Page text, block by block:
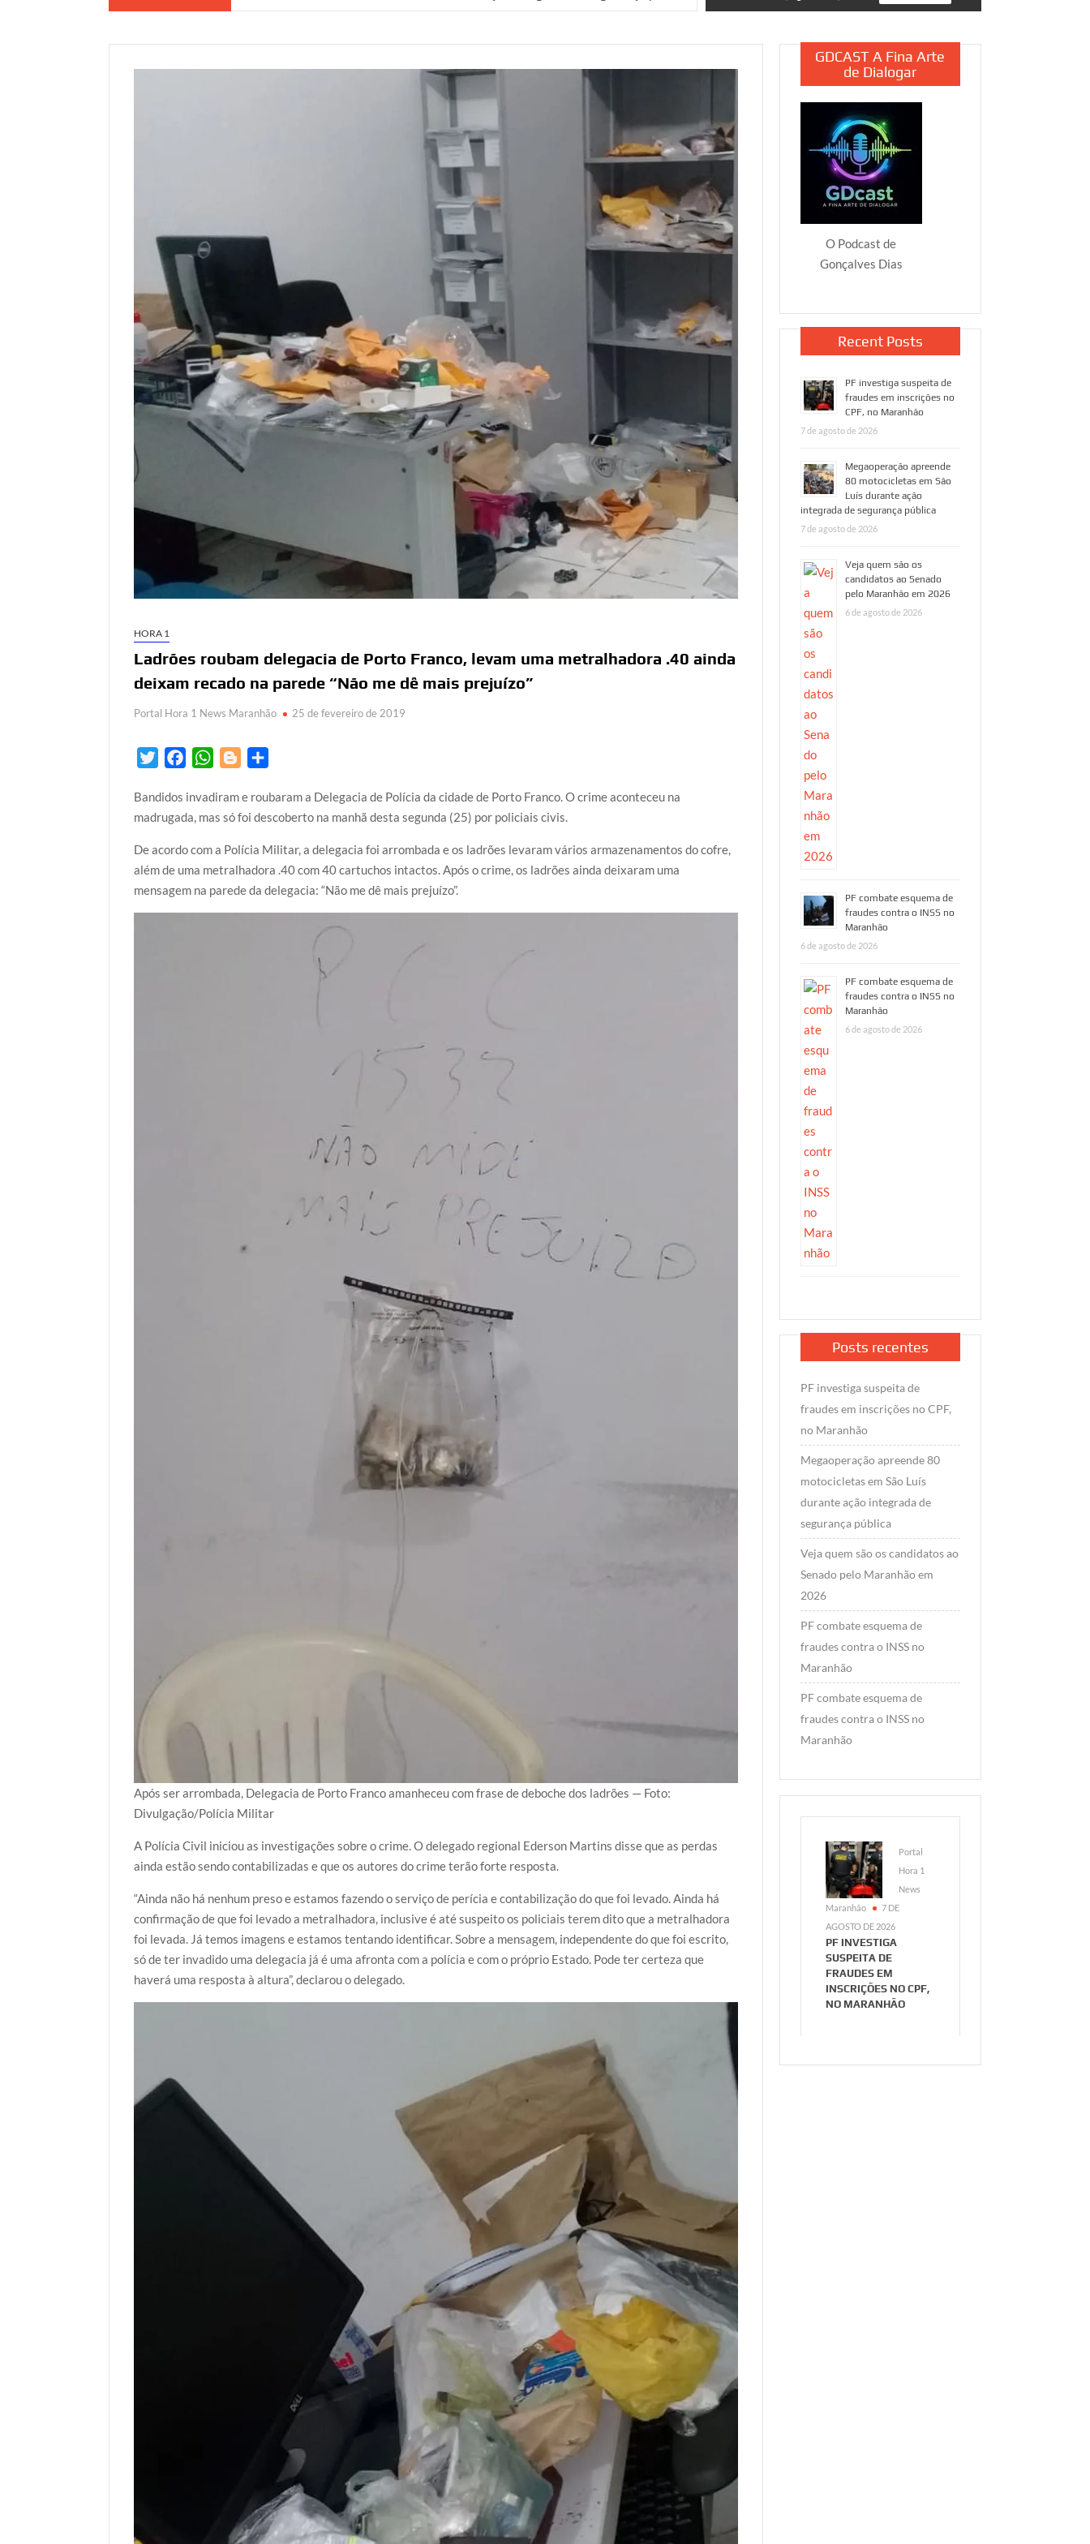
HORA 1
Ladrões roubam delegacia de Porto Franco, levam uma metralhadora .40 ainda
deixam recado na parede “Não me dê mais prejuízo”
Portal Hora 1 News Maranhão 25 de fevereiro de 2019
i
t
c
e
W
a
t
A
o
g
g
a
r
e
Bandidos invadiram e roubaram a Delegacia de Polícia da cidade de Porto Franco. O crime aconteceu na
madrugada, mas só foi descoberto na manhã desta segunda (25) por policiais civis.
De acordo com a Polícia Militar, a delegacia foi arrombada e os ladrões levaram vários armazenamentos do cofre,
além de uma metralhadora .40 com 40 cartuchos intactos. Após o crime, os ladrões ainda deixaram uma
mensagem na parede da delegacia: “Não me dê mais prejuízo”.
Após ser arrombada, Delegacia de Porto Franco amanheceu com frase de deboche dos ladrões — Foto:
Divulgação/Polícia Militar
A Polícia Civil iniciou as investigações sobre o crime. O delegado regional Ederson Martins disse que as perdas
ainda estão sendo contabilizadas e que os autores do crime terão forte resposta.
“Ainda não há nenhum preso e estamos fazendo o serviço de perícia e contabilização do que foi levado. Ainda há
confirmação de que foi levado a metralhadora, inclusive é até suspeito os policiais terem dito que a metralhadora
foi levada. Já temos imagens e estamos tentando identificar. Sobre a mensagem, independente do que foi escrito,
só de ter invadido uma delegacia já é uma afronta com a polícia e com o próprio Estado. Pode ter certeza que
haverá uma resposta à altura”, declarou o delegado.
GDCAST A Fina Arte
de Dialogar
O Podcast de
Gonçalves Dias
Recent Posts
PF investiga suspeita de
fraudes em inscrições no
CPF, no Maranhão
7 de agosto de 2026
Megaoperação apreende
80 motocicletas em São
Luís durante ação
integrada de segurança pública
7 de agosto de 2026
Veja quem são os
candidatos ao Senado
pelo Maranhão em 2026
6 de agosto de 2026
PF combate esquema de
fraudes contra o INSS no
Maranhão
6 de agosto de 2026
PF combate esquema de
fraudes contra o INSS no
Maranhão
6 de agosto de 2026
Posts recentes
PF investiga suspeita de
fraudes em inscrições no CPF,
no Maranhão
Megaoperação apreende 80
motocicletas em São Luís
durante ação integrada de
segurança pública
Veja quem são os candidatos ao
Senado pelo Maranhão em
2026
PF combate esquema de
fraudes contra o INSS no
Maranhão
PF combate esquema de
fraudes contra o INSS no
Maranhão
Portal
Hora 1
News
Maranhão
7 DE
AGOSTO DE 2026
PF INVESTIGA
SUSPEITA DE
FRAUDES EM
INSCRIÇÕES NO CPF,
NO MARANHÃO